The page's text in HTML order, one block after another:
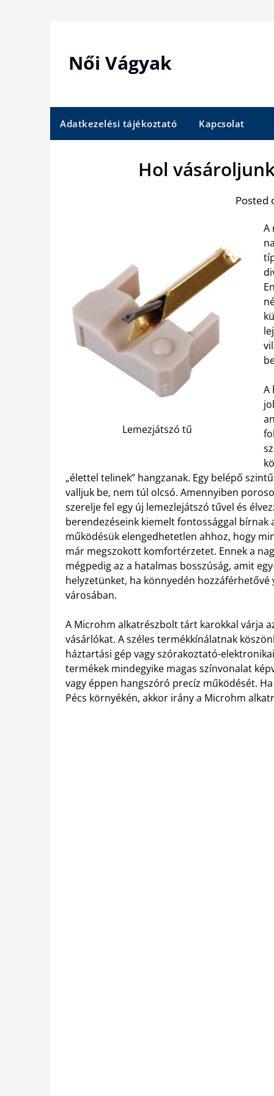
Női Vágyak
Adatkezelési tájékoztató Kapcsolat
Hol
Posted
Lemezjátszó tű
A
A
„élettel telinek” hangzanak. Egy belépő
valljuk be, nem túl olcsó. Amennyiben
szerelje fel egy új lemezlejátszó tűvel és
berendezéseink kiemelt fontossággal
működésük elengedhetetlen ahhoz, hogy
már megszokott komfortérzetet. Ennek a
mégpedig az a hatalmas bosszúság, amit
helyzetünket, ha könnyedén hozzáférhetővé
városában.
A Microhm alkatrészbolt tárt karokkal várja
vásárlókat. A széles termékkínálatnak
háztartási gép vagy szórakoztató-
termékek mindegyike magas színvonalat
vagy éppen hangszóró precíz működését.
Pécs környékén, akkor irány a Microhm